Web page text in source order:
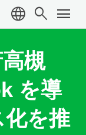
language search menu
槻
を導
化を推